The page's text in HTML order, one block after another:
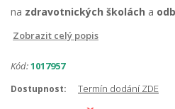
na zdravotnických školách a
Zobrazit celý popis
Kód:1017957
Dostupnost: Termín dodání ZDE